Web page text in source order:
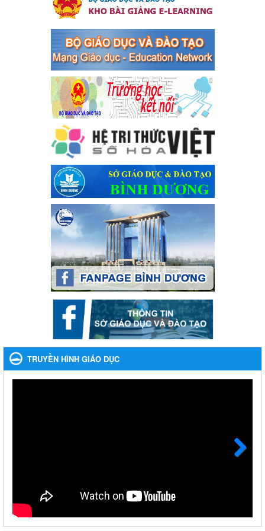
Kế hoạch thực hiện Chỉ thị số 16/CT-TTg ngày 27/05/2023 của
phạm, vi phạm pháp luật liên quan đến hoạt động tổ chức đánh
bạc và đánh bạc
Ngày ban hành: 04/03/2024
Kế hoạch Tổ chức Hội trại truyền thống học sinh thị xã Bến
Cát Lần thứ VIII, năm học 2023-2024
Kế hoạch Tổ chức Hội trại truyền thống học sinh thị xã Bến Cát
Lần thứ VIII, năm học 2023-2024
Ngày ban hành: 28/12/2023
Phối hợp rà soát nhu cầu tiêm vắc xin phòng Covid 19
Phối hợp rà soát nhu cầu tiêm vắc xin phòng Covid 19
Ngày ban hành: 22/11/2023
Phát động, triển khai Cuộc thi " An toàn giao thông cho nụ
cười ngày mai" dành cho học sinh và giáo viên trung học
năm học 2023-2024
Phát động, triển khai Cuộc thi " An toàn giao thông cho nụ cười
ngày mai" dành cho học sinh và giáo viên trung học năm học
Ngày ban hành: 22/11/2023
Nhắc nhỡ thực hiện thanh toán không dùng tiền mặt các
khoản thu trong nhà trường năm học 2023-2024 và các năm
Nhắc nhỡ thực hiện thanh toán không dùng tiền mặt các khoản
thu trong nhà trường năm học 2023-2024 và các năm tiếp theo
Ngày ban hành: 27/09/2023
bổng, hỗ trợ của Chương trình "Tiếp sức đến trường" năm
Ngày ban hành: 22/08/2023
TRUYỀN HÌNH GIÁO DỤC